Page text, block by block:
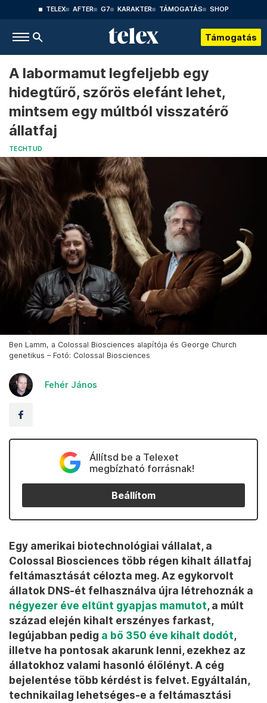
TELEX AFTER G7 KARAKTER TÁMOGATÁS SHOP
Támogatás
A labormamut legfeljebb egy
hidegtűrő, szőrös elefánt lehet,
mintsem egy múltból visszatérő
állatfaj
TECHTUD
Ben Lamm, a Colossal Biosciences alapítója és George Church
genetikus – Fotó: Colossal Biosciences
Fehér János
Állítsd be a Telexet
megbízható forrásnak!
Beállítom
Egy amerikai biotechnológiai vállalat, a
Colossal Biosciences több régen kihalt állatfaj
feltámasztását célozta meg. Az egykorvolt
állatok DNS-ét felhasználva újra létrehoznák a
négyezer éve eltűnt gyapjas mamutot, a múlt
század elején kihalt erszényes farkast,
legújabban pedig a bő 350 éve kihalt dodót,
illetve ha pontosak akarunk lenni, ezekhez az
állatokhoz valami hasonló élőlényt. A cég
bejelentése több kérdést is felvet. Egyáltalán,
technikailag lehetséges-e a feltámasztási